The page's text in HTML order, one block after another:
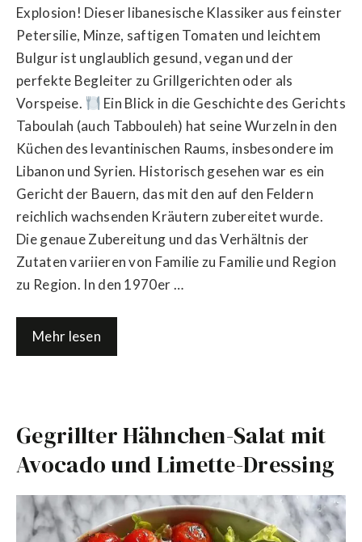
Explosion! Dieser libanesische Klassiker aus feinster
Petersilie, Minze, saftigen Tomaten und leichtem
Bulgur ist unglaublich gesund, vegan und der
perfekte Begleiter zu Grillgerichten oder als
Vorspeise.
Ein Blick in die Geschichte des Gerichts
Taboulah (auch Tabbouleh) hat seine Wurzeln in den
Küchen des levantinischen Raums, insbesondere im
Libanon und Syrien. Historisch gesehen war es ein
Gericht der Bauern, das mit den auf den Feldern
reichlich wachsenden Kräutern zubereitet wurde.
Die genaue Zubereitung und das Verhältnis der
Zutaten variieren von Familie zu Familie und Region
zu Region. In den 1970er …
Mehr lesen
Gegrillter Hähnchen-Salat mit
Avocado und Limette-Dressing